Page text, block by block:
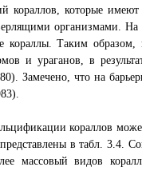
кораллов, которые
организмами.
кораллы. Таким образом,
и ураганов, в
Замечено, что на
кораллов
в табл. 3.4.
массовый видов